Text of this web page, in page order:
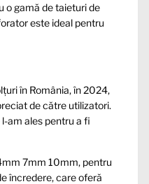
o gamă de taieturi de
este ideal pentru
în România, în 2024,
de către utilizatori.
am ales pentru a fi
7mm 10mm, pentru
încredere, care oferă